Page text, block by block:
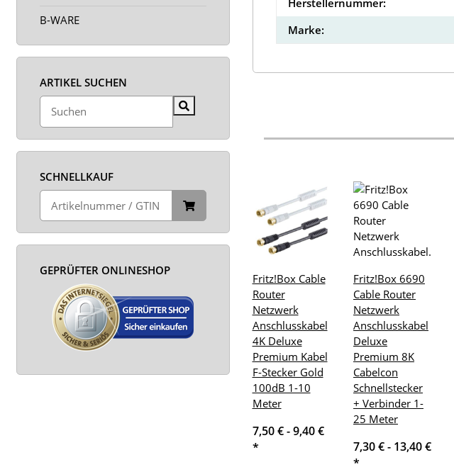
Herstellernummer:
Marke:
Fritz!Box Cable
Router
Netzwerk
Anschlusskabel
4K Deluxe
Premium Kabel
F-Stecker Gold
100dB 1-10
Meter
7,50 € -9,40 €
*
Fritz!Box 6690
Cable Router
Netzwerk
Anschlusskabel
Deluxe
Premium 8K
Cabelcon
Schnellstecker
+ Verbinder 1-
25 Meter
7,30 € - 13,40 €
*
B-WARE
ARTIKEL SUCHEN
SCHNELLKAUF
GEPRÜFTER ONLINESHOP